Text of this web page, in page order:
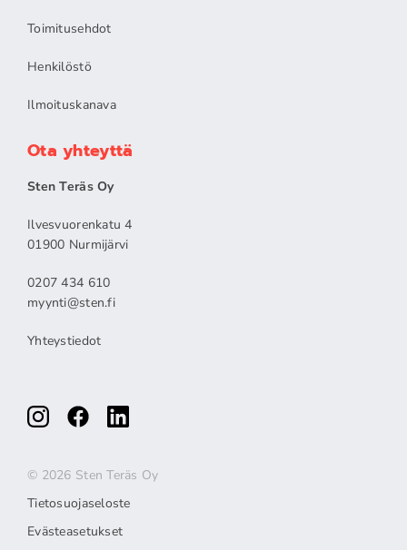
Toimitusehdot
Henkilöstö
Ilmoituskanava
Ota yhteyttä
Sten Teräs Oy
Ilvesvuorenkatu 4
01900 Nurmijärvi
0207 434 610
myynti@sten.fi
Yhteystiedot
© 2026 Sten Teräs Oy
Tietosuojaseloste
Evästeasetukset